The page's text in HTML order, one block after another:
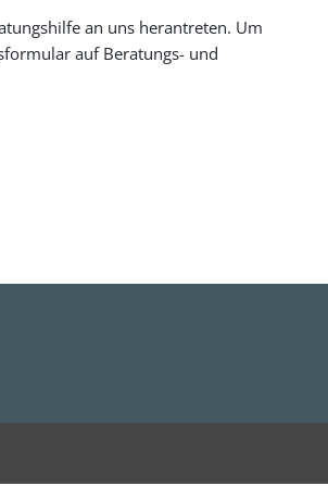
an uns herantreten. Um
auf Beratungs- und